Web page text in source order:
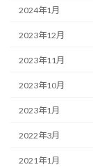
2024年1月
2023年12月
2023年11月
2023年10月
2023年1月
2022年3月
2021年1月